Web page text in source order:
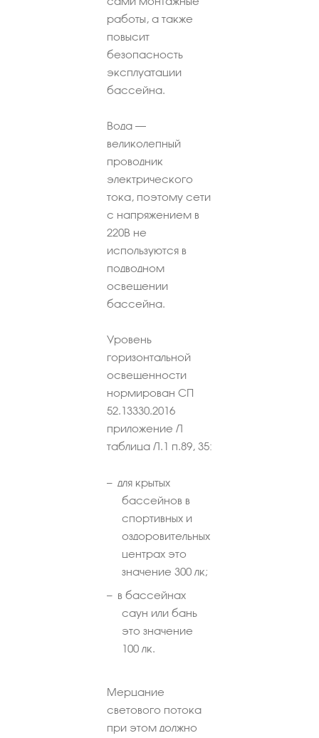
работы, а также
повысит
безопасность
эксплуатации
бассейна.
Вода –
великолепный
проводник
электрического
тока, поэтому сети
с напряжением в
220В не
используются в
подводном
освещении
бассейна.
Уровень
горизонтальной
освещенности
нормирован СП
52.13330.2016
приложение Л
таблица Л.1 п.89, 35:
для крытых
бассейнов в
спортивных и
оздоровительных
центрах это
значение 300 лк;
в бассейнах
саун или бань
это значение
100 лк.
Мерцание
светового потока
при этом должно